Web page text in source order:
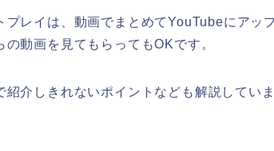
プレイは、動画でまとめてYouTubeにアッ
動画を見てもらってもOKです。
介しきれないポイントなども解説していま